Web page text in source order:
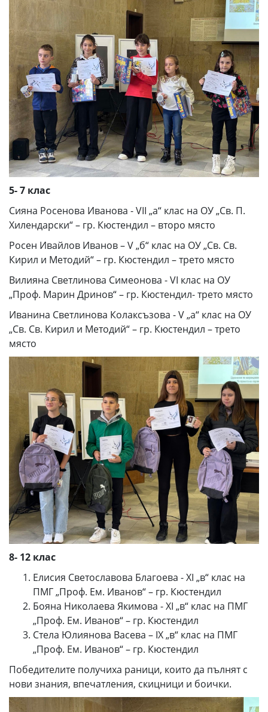
5- 7 клас
Сияна Росенова Иванова - VII „а“ клас на ОУ „Св. П.
Хилендарски“ – гр. Кюстендил – второ място
Росен Ивайлов Иванов – V „б“ клас на ОУ „Св. Св.
Кирил и Методий“ – гр. Кюстендил – трето място
Вилияна Светлинова Симеонова - VI клас на ОУ
„Проф. Марин Дринов“ – гр. Кюстендил- трето място
Иванина Светлинова Колаксъзова - V „а“ клас на ОУ
„Св. Св. Кирил и Методий“ – гр. Кюстендил – трето
място
8- 12 клас
Елисия Светославова Благоева - XI „в“ клас на
ПМГ „Проф. Ем. Иванов“ – гр. Кюстендил
Бояна Николаева Якимова - XI „в“ клас на ПМГ
„Проф. Ем. Иванов“ – гр. Кюстендил
Стела Юлиянова Васева – IX „в“ клас на ПМГ
„Проф. Ем. Иванов“ – гр. Кюстендил
Победителите получиха раници, които да пълнят с
нови знания, впечатления, скицници и боички.